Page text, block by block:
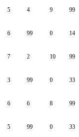
5 4 9 99
6 99 0 14
7 2 10 99
3 99 0 33
6 6 8 99
5 99 0 33